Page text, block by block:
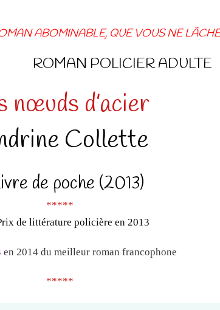
ABOMINABLE, QUE VOUS NE
ROMAN POLICIER ADULTE
nœuds d’acier
Collette
de poche (2013)
*****
de littérature policière en 2013
en 2014 du meilleur roman francophone
*****